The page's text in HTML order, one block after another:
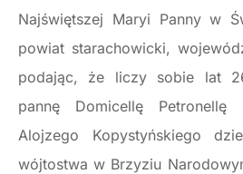
Najświętszej Maryi Panny w
powiat starachowicki,
podając, że liczy sobie lat
pannę Domicellę Petronellę
Alojzego Kopystyńskiego
wójtostwa w Brzyziu